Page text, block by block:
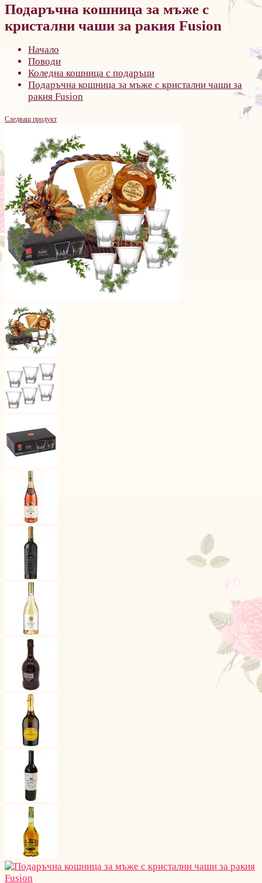
Подаръчна кошница за мъже с
кристални чаши за ракия Fusion
Начало
Поводи
Коледна кошница с подаръци
Подаръчна кошница за мъже с кристални чаши за
ракия Fusion
Следващ продукт